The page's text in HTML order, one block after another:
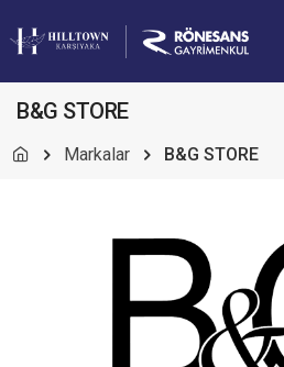
B&G STORE
Markalar B&G STORE